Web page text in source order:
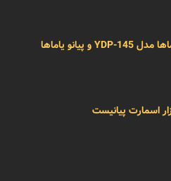
تفاوت بین پیانو یاماها مدل YDP-145 و پیانو یاماها
اسمارت پیانیست